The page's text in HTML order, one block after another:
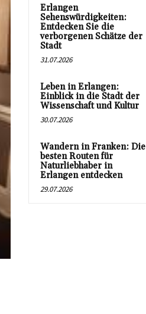
Erlangen
Sehenswürdigkeiten:
Entdecken Sie die
verborgenen Schätze der
Stadt
31.07.2026
Leben in Erlangen:
Einblick in die Stadt der
Wissenschaft und Kultur
30.07.2026
Wandern in Franken: Die
besten Routen für
Naturliebhaber in
Erlangen entdecken
29.07.2026